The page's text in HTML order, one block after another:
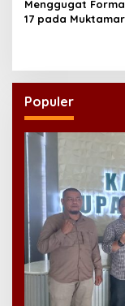
Menggugat
17 pada
Populer